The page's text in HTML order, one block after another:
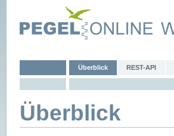
Überblick REST-API
Überblick